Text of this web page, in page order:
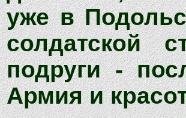
уже в
солдатской
подруги -
Армия и